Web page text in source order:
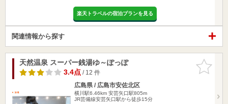
楽天トラベルの宿泊プランを見る
関連情報から探す
お気に入
りに追加
天然温泉 スーパー銭湯ゆ～ぽっぽ
3.4点/ 12 件
広島県 / 広島市安佐北区
横川駅6.46km 安芸矢口駅805m
JR芸備線安芸矢口駅から徒歩15分